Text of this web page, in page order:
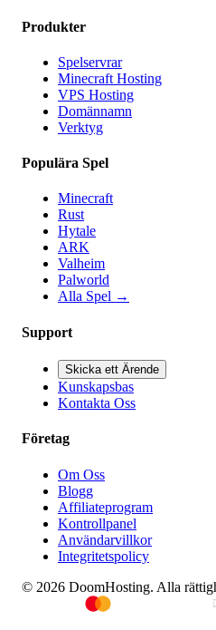
Produkter
Spelservrar
Minecraft Hosting
VPS Hosting
Domännamn
Verktyg
Populära Spel
Minecraft
Rust
Hytale
ARK
Valheim
Palworld
Alla Spel →
Support
Skicka ett Ärende
Kunskapsbas
Kontakta Oss
Företag
Om Oss
Blogg
Affiliateprogram
Kontrollpanel
Användarvillkor
Integritetspolicy
© 2026 DoomHosting. Alla